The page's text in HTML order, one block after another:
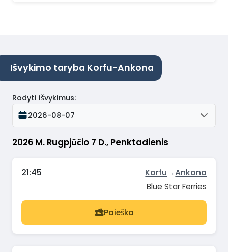
Išvykimo taryba Korfu-Ankona
2026 M. Rugpjūčio 7 D., Penktadienis
Rodyti išvykimus:
2026-08-07
21:45 Korfu→Ankona
Blue Star Ferries
Paieška